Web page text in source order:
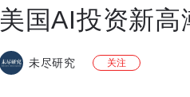
美国AI投资新
未尽研究 关注